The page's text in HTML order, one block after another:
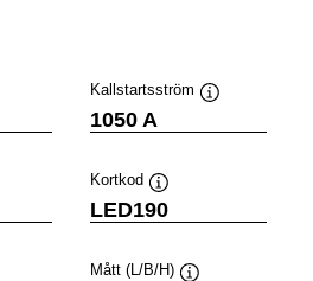
Kallstartsström
1050 A
Kortkod
Verktygstips
LED190
Mått (L/B/H)